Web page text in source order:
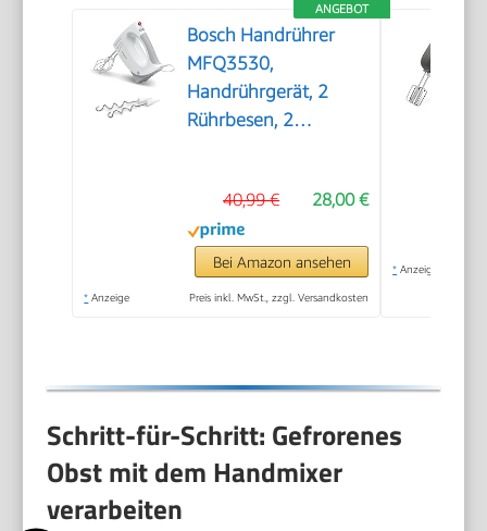
ANGEBOT
Bosch Handrührer
MFQ3530,
Handrührgerät, 2
Rührbesen, 2
5 Stufen, 450 W, weiß
28,00 €
40,99 €
Bei Amazon ansehen
* Anzeige Preis inkl. MwSt., zzgl. Versandkosten
* Anzeige
Schritt-für-Schritt: Gefrorenes
Obst mit dem Handmixer
verarbeiten